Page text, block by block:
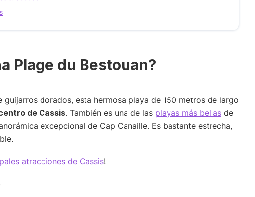
Plage du Bestouan?
guijarros dorados, esta hermosa playa de 150 metros de largo
de Cassis. También es una de las playas más bellas de
excepcional de Cap Canaille. Es bastante estrecha,
atracciones de Cassis!